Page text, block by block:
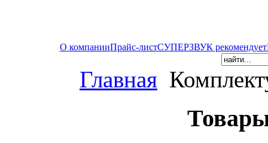
О компанииПрайс-листСУПЕРЗВУК рекомендует
Главная